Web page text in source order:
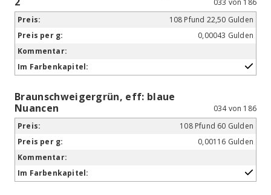
108 Pfund 22,50 Gulden
0,00043 Gulden
Braunschweigergrün, eff: blaue
Nuancen
034 von 186
108 Pfund 60 Gulden
0,00116 Gulden